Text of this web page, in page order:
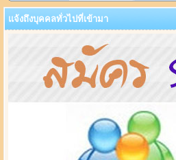
แจ้งถึงบุคคลทั่วไปที่เข้ามา